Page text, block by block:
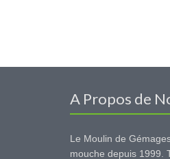
A Propos de
Le Moulin de
mouche depuis 1999.